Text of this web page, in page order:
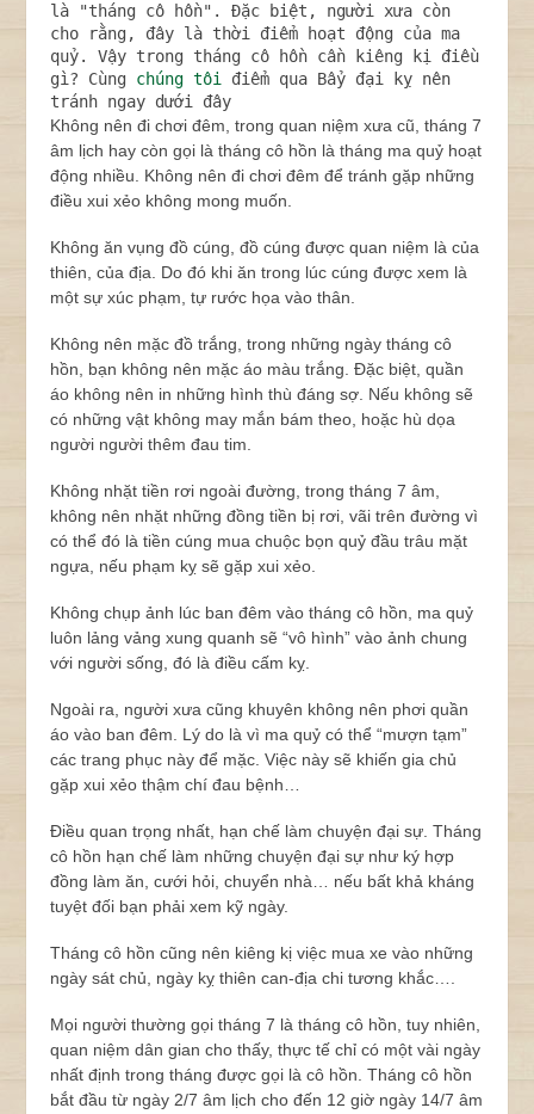
là "tháng cô hồn". Đặc biệt, người xưa còn
cho rằng, đây là thời điểm hoạt động của ma
quỷ. Vậy trong tháng cô hồn cần kiêng kị điều
gì? Cùng chúng tôi điểm qua Bẩy đại kỵ nên
tránh ngay dưới đây
Không nên đi chơi đêm, trong quan niệm xưa cũ, tháng 7
âm lịch hay còn gọi là tháng cô hồn là tháng ma quỷ hoạt
động nhiều. Không nên đi chơi đêm để tránh gặp những
điều xui xẻo không mong muốn.
Không ăn vụng đồ cúng, đồ cúng được quan niệm là của
thiên, của địa. Do đó khi ăn trong lúc cúng được xem là
một sự xúc phạm, tự rước họa vào thân.
Không nên mặc đồ trắng, trong những ngày tháng cô
hồn, bạn không nên mặc áo màu trắng. Đặc biệt, quần
áo không nên in những hình thù đáng sợ. Nếu không sẽ
có những vật không may mắn bám theo, hoặc hù dọa
người người thêm đau tim.
Không nhặt tiền rơi ngoài đường, trong tháng 7 âm,
không nên nhặt những đồng tiền bị rơi, vãi trên đường vì
có thể đó là tiền cúng mua chuộc bọn quỷ đầu trâu mặt
ngựa, nếu phạm kỵ sẽ gặp xui xẻo.
Không chụp ảnh lúc ban đêm vào tháng cô hồn, ma quỷ
luôn lảng vảng xung quanh sẽ “vô hình” vào ảnh chung
với người sống, đó là điều cấm kỵ.
Ngoài ra, người xưa cũng khuyên không nên phơi quần
áo vào ban đêm. Lý do là vì ma quỷ có thể “mượn tạm”
các trang phục này để mặc. Việc này sẽ khiến gia chủ
gặp xui xẻo thậm chí đau bệnh…
Điều quan trọng nhất, hạn chế làm chuyện đại sự. Tháng
cô hồn hạn chế làm những chuyện đại sự như ký hợp
đồng làm ăn, cưới hỏi, chuyển nhà… nếu bất khả kháng
tuyệt đối bạn phải xem kỹ ngày.
Tháng cô hồn cũng nên kiêng kị việc mua xe vào những
ngày sát chủ, ngày kỵ thiên can-địa chi tương khắc….
Mọi người thường gọi tháng 7 là tháng cô hồn, tuy nhiên,
quan niệm dân gian cho thấy, thực tế chỉ có một vài ngày
nhất định trong tháng được gọi là cô hồn. Tháng cô hồn
bắt đầu từ ngày 2/7 âm lịch cho đến 12 giờ ngày 14/7 âm